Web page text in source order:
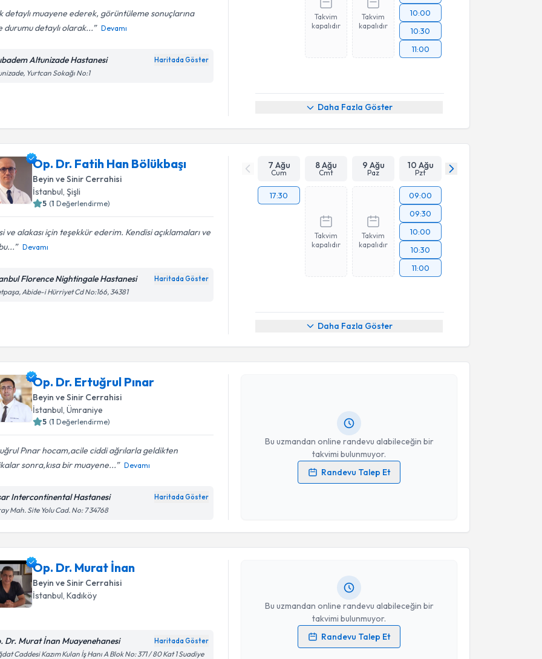
detaylı muayene ederek, görüntüleme sonuçlarına
durumu detaylı olarak...
Devamı
Altunizade Hastanesi Haritada Göster
Yurtcan Sokağı No:1
Takvim
kapalıdır
Takvim
kapalıdır
10:00
10:30
11:00
Daha Fazla Göster
Op. Dr. Fatih Han Bölükbaşı
Beyin ve Sinir Cerrahisi
İstanbul , Şişli
5 (1 Değerlendirme)
ve alakası için teşekkür ederim. Kendisi açıklamaları ve
Devamı
Florence Nightingale Hastanesi Haritada Göster
Abide-i Hürriyet Cd No:166, 34381
7 Ağu
Cum
8 Ağu
Cmt
9 Ağu
Paz
10 Ağu
Pzt
17:30
Takvim
kapalıdır
Takvim
kapalıdır
09:00
09:30
10:00
10:30
11:00
Daha Fazla Göster
Op. Dr. Ertuğrul Pınar
Beyin ve Sinir Cerrahisi
İstanbul, Ümraniye
5 (1 Değerlendirme)
Pınar hocam,acile ciddi ağrılarla geldikten
sonra,kısa bir muayene...
Devamı
Intercontinental Hastanesi Haritada Göster
Mah. Site Yolu Cad. No: 7 34768
Bu uzmandan online randevu alabileceğin bir
takvimi bulunmuyor.
Randevu Talep Et
Randevu Takvimi Talebi
Op. Dr. Ertuğrul Pınar
Kişisel verilerimin işlenmesine ilişkinAydınlatma Metni
Takvim Talebini Gönder
Op. Dr. Murat İnan
Beyin ve Sinir Cerrahisi
İstanbul, Kadıköy
Dr. Murat İnan Muayenehanesi Haritada Göster
Caddesi Kazım Kulan İş Hanı A Blok No: 371 / 80 Kat 1 Suadiye
Bu uzmandan online randevu alabileceğin bir
takvimi bulunmuyor.
Randevu Talep Et
Kişisel verilerimin işlenmesine ilişkinAydınlatma Metni